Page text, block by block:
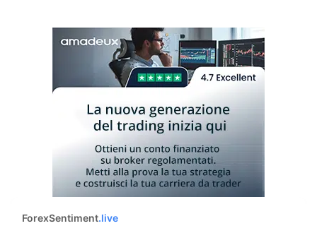
ForexSentiment.live